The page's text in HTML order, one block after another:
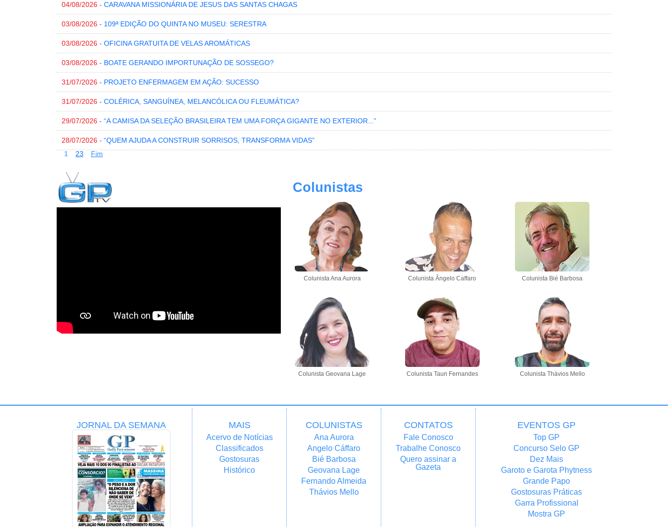
04/08/2026 - CARAVANA MISSIONÁRIA DE JESUS DAS SANTAS CHAGAS
03/08/2026 - 109ª EDIÇÃO DO QUINTA NO MUSEU: SERESTRA
03/08/2026 - OFICINA GRATUITA DE VELAS AROMÁTICAS
03/08/2026 - BOATE GERANDO IMPORTUNAÇÃO DE SOSSEGO?
31/07/2026 - PROJETO ENFERMAGEM EM AÇÃO: SUCESSO
31/07/2026 - COLÉRICA, SANGUÍNEA, MELANCÓLICA OU FLEUMÁTICA?
29/07/2026 - “A CAMISA DA SELEÇÃO BRASILEIRA TEM UMA FORÇA GIGANTE NO EXTERIOR...”
28/07/2026 - “QUEM AJUDA A CONSTRUIR SORRISOS, TRANSFORMA VIDAS”
1
23 Fim
Colunistas
Colunista Ana Aurora Colunista Ângelo Caffaro Colunista Bié Barbosa
Colunista Geovana Lage Colunista Taun Fernandes Colunista Thávios Mello
JORNAL DA SEMANA MAIS
Acervo de Notícias
Classificados
Gostosuras
Histórico
COLUNISTAS
Ana Aurora
Angelo Cáffaro
Bié Barbosa
Geovana Lage
Fernando Almeida
Thávios Mello
CONTATOS
Fale Conosco
Trabalhe Conosco
Quero assinar a
Gazeta
EVENTOS GP
Top GP
Concurso Selo GP
Dez Mais
Garoto e Garota Phytness
Grande Papo
Gostosuras Práticas
Garra Profissional
Mostra GP